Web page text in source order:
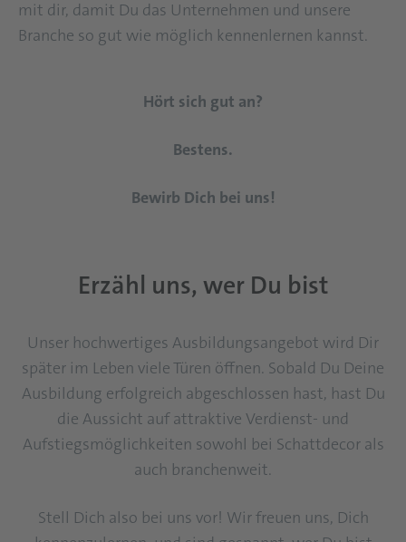
mit dir, damit Du das Unternehmen und unsere
Branche so gut wie möglich kennenlernen kannst.
Hört sich gut an?
Bestens.
Bewirb Dich bei uns!
Erzähl uns, wer Du bist
Unser hochwertiges Ausbildungsangebot wird Dir
später im Leben viele Türen öffnen. Sobald Du Deine
Ausbildung erfolgreich abgeschlossen hast, hast Du
die Aussicht auf attraktive Verdienst- und
Aufstiegsmöglichkeiten sowohl bei Schattdecor als
auch branchenweit.
Stell Dich also bei uns vor! Wir freuen uns, Dich